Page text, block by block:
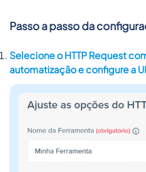
Passo a passoda
Selecione o HTTP Request
automatização e configure a